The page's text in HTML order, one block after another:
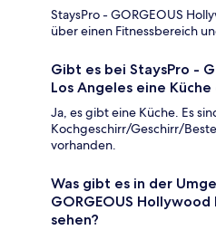
StaysPro - GORGEOUS
über einen Fitnessbereich
Gibt es bei StaysPro -
Los Angeles eine
Ja, es gibt eine Küche. Es
Kochgeschirr/Geschirr/
vorhanden.
Was gibt es in der
GORGEOUS
sehen?